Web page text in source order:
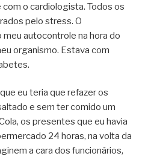
o cardiologista. Todos os
pelo stress. O
autocontrole na hora do
organismo. Estava com
eu teria que refazer os
e sem ter comido um
os presentes que eu havia
24 horas, na volta da
a cara dos funcionários,